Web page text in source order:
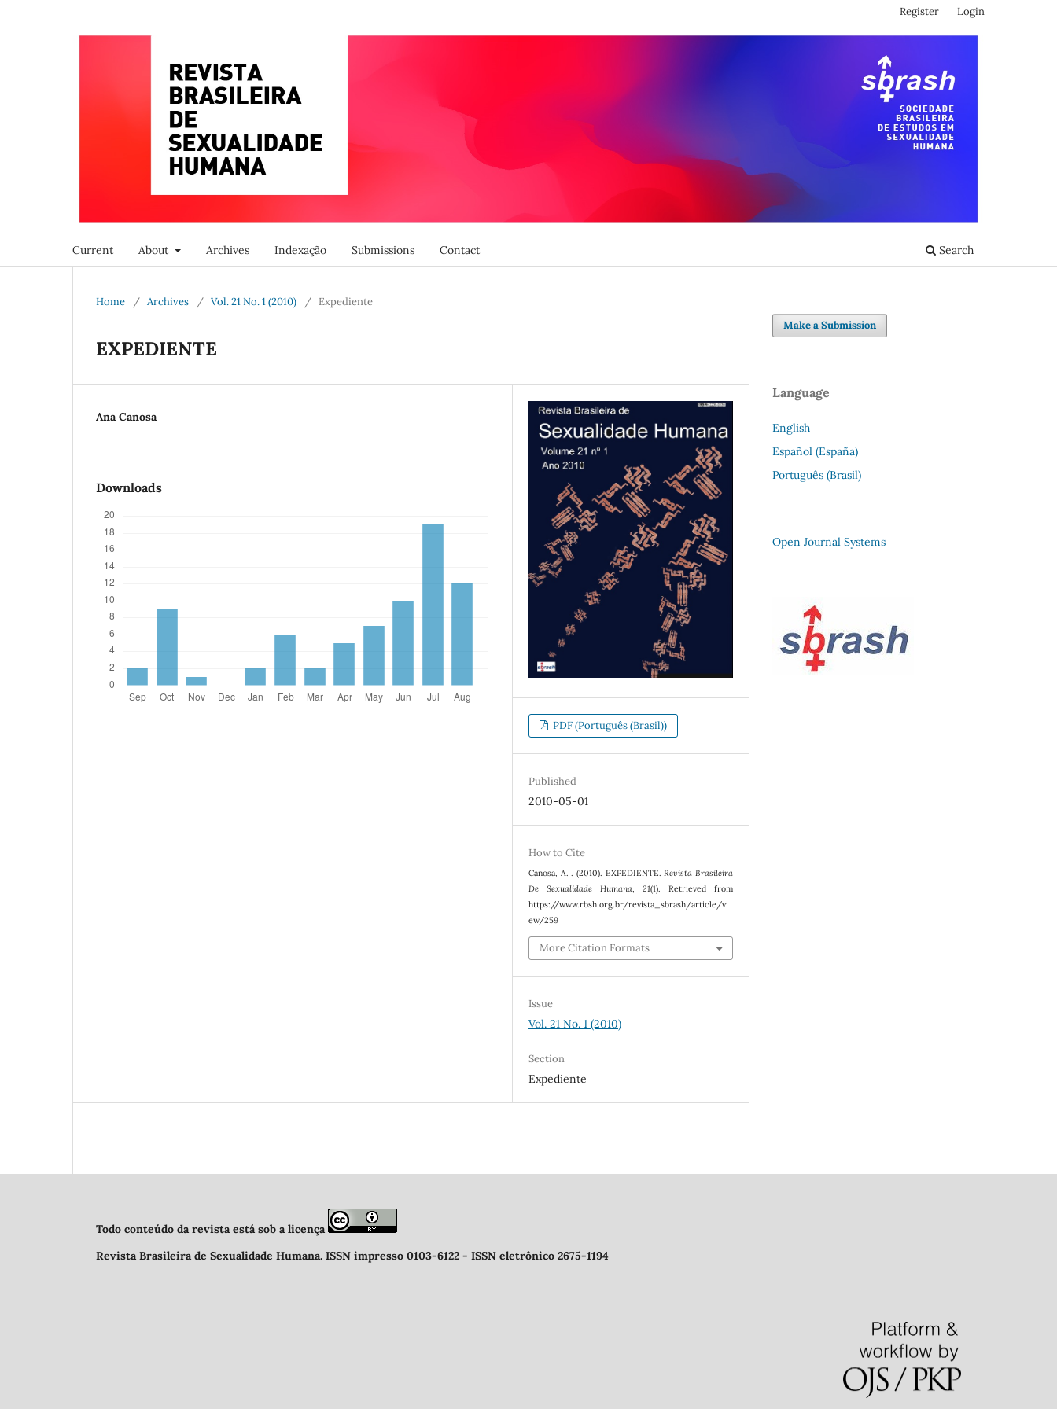
Current About Archives Indexação Submissions Contact Search
Register Login
Home / Archives / Vol. 21 No. 1 (2010) / Expediente
EXPEDIENTE
Ana Canosa
Downloads
PDF (Português (Brasil))
Published
2010-05-01
How to Cite
Canosa, A. . (2010). EXPEDIENTE.Revista Brasileira
De Sexualidade Humana,21(1). Retrieved from
https://www.rbsh.org.br/revista_sbrash/article/vi
ew/259
More Citation Formats
Issue
Vol. 21 No. 1 (2010)
Section
Expediente
Make a Submission
Language
English
Español (España)
Português (Brasil)
Open Journal Systems
Todo conteúdo da revista está sob a licença
Revista Brasileira de Sexualidade Humana. ISSN impresso 0103-6122 - ISSN eletrônico 2675-1194